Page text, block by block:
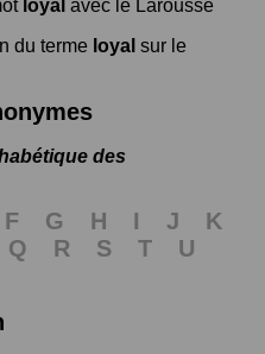
loyal avec le Larousse
du terme loyal sur le
des
F G H I J
K
Q R S T
U